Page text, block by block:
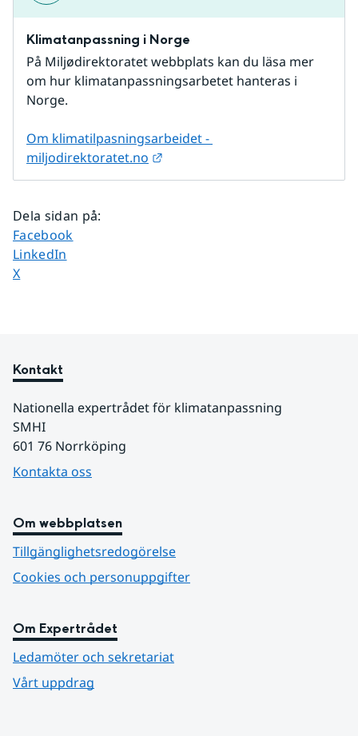
Klimatanpassning i Norge
På Miljødirektoratet webbplats kan du läsa mer
om hur klimatanpassningsarbetet hanteras i
Norge.
Om klimatilpasningsarbeidet -
miljodirektoratet.no
Dela sidan på:
Dela sidan på
Facebook
Dela sidan på
LinkedIn
Dela sidan på
X
Kontakt
Nationella expertrådet för klimatanpassning
SMHI
601 76 Norrköping
Kontakta oss
Om webbplatsen
Tillgänglighetsredogörelse
Cookies och personuppgifter
Om Expertrådet
Ledamöter och sekretariat
Vårt uppdrag